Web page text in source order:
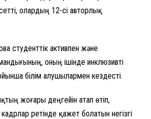
олардың 12-сі авторлық
студенттік активпен және
оның ішінде инклюзивті
білім алушылармен кездесті.
жоғары деңгейін атап өтіп,
ретінде қажет болатын негізгі